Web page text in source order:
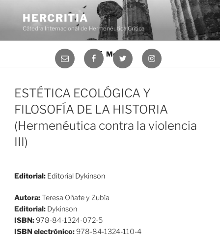
contenido
HERCRITIA
Cátedra Internacional de Hermenéutica Crítica
Menú
ESTÉTICA ECOLÓGICA Y
FILOSOFÍA DE LA HISTORIA
(Hermenéutica contra la violencia
III)
Editorial: Editorial Dykinson
Autora:Teresa Oñate y Zubía
Editorial:Dykinson
ISBN:978-84-1324-072-5
ISBN electrónico:978-84-1324-110-4
Correo
electrónico
FacebookTwitter Instagram